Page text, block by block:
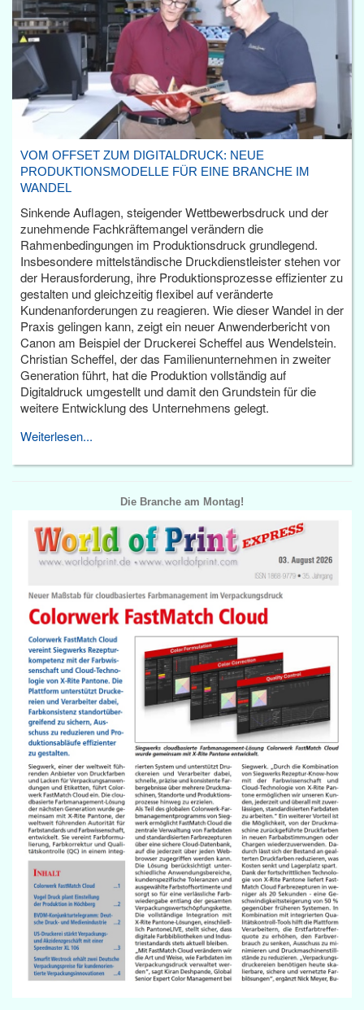
VOM OFFSET ZUM DIGITALDRUCK: NEUE
PRODUKTIONSMODELLE FÜR EINE BRANCHE IM
WANDEL
Sinkende Auflagen, steigender Wettbewerbsdruck und der
zunehmende Fachkräftemangel verändern die
Rahmenbedingungen im Produktionsdruck grundlegend.
Insbesondere mittelständische Druckdienstleister stehen vor
der Herausforderung, ihre Produktionsprozesse effizienter zu
gestalten und gleichzeitig flexibel auf veränderte
Kundenanforderungen zu reagieren. Wie dieser Wandel in der
Praxis gelingen kann, zeigt ein neuer Anwenderbericht von
Canon am Beispiel der Druckerei Scheffel aus Wendelstein.
Christian Scheffel, der das Familienunternehmen in zweiter
Generation führt, hat die Produktion vollständig auf
Digitaldruck umgestellt und damit den Grundstein für die
weitere Entwicklung des Unternehmens gelegt.
Weiterlesen...
Die Branche am Montag!